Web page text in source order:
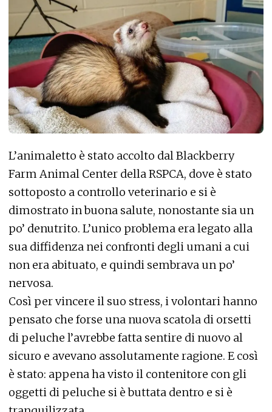
L’animaletto è stato accolto dal Blackberry
Farm Animal Center della RSPCA, dove è stato
sottoposto a controllo veterinario e si è
dimostrato in buona salute, nonostante sia un
po’ denutrito. L’unico problema era legato alla
sua diffidenza nei confronti degli umani a cui
non era abituato, e quindi sembrava un po’
nervosa.
Così per vincere il suo stress, i volontari hanno
pensato che forse una nuova scatola di orsetti
di peluche l’avrebbe fatta sentire di nuovo al
sicuro e avevano assolutamente ragione. E così
è stato: appena ha visto il contenitore con gli
oggetti di peluche si è buttata dentro e si è